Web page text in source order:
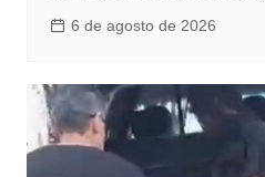
6 de agosto de 2026